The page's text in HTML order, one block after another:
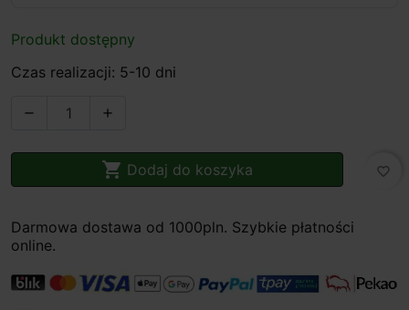
Produkt dostępny
Czas realizacji: 5-10 dni
 
 Dodaj do koszyka favorite_border
Darmowa dostawa od 1000pln. Szybkie płatności
online.